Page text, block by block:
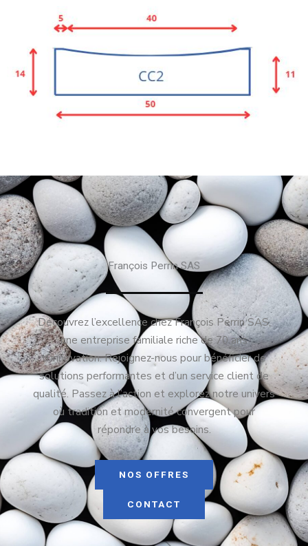
François Perrin SAS
Découvrez l’excellence chez François Perrin SAS,
une entreprise familiale riche de 70 ans
d’innovation. Rejoignez-nous pour bénéficier de
solutions performantes et d’un service client de
qualité. Passez à l’action et explorez notre univers
où tradition et modernité convergent pour
répondre à vos besoins.
NOS OFFRES
CONTACT